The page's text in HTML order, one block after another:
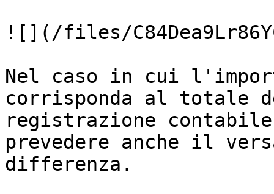
![](/files/
Nel caso in cui
corrisponda al totale
registrazione
prevedere anche il
differenza.